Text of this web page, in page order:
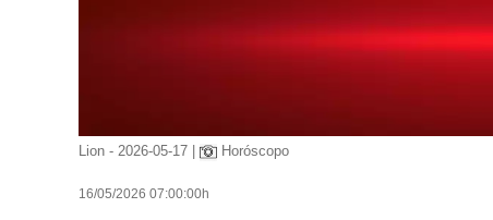
Lion - 2026-05-17 | Horóscopo
16/05/2026 07:00:00h